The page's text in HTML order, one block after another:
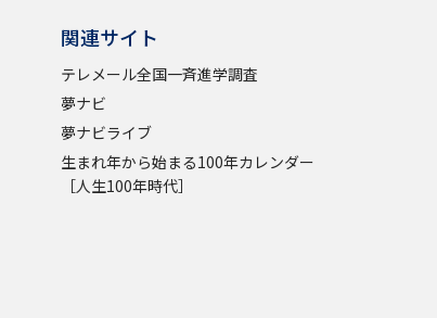
関連サイト
テレメール全国一斉進学調査
夢ナビ
夢ナビライブ
生まれ年から始まる100年カレンダー
［人生100年時代］